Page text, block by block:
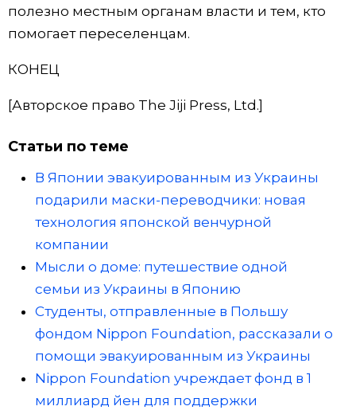
полезно местным органам власти и тем, кто
помогает переселенцам.
КОНЕЦ
[Авторское право The Jiji Press, Ltd.]
Статьи по теме
В Японии эвакуированным из Украины
подарили маски-переводчики: новая
технология японской венчурной
компании
Мысли о доме: путешествие одной
семьи из Украины в Японию
Студенты, отправленные в Польшу
фондом Nippon Foundation, рассказали о
помощи эвакуированным из Украины
Nippon Foundation учреждает фонд в 1
миллиард йен для поддержки